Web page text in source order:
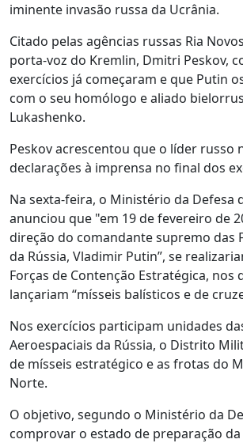
iminente invasão russa da Ucrânia.
Citado pelas agências russas Ria
porta-voz do Kremlin, Dmitri Peskov,
exercícios já começaram e que Putin
com o seu homólogo e aliado
Lukashenko.
Peskov acrescentou que o líder russo
declarações à imprensa no final dos
Na sexta-feira, o Ministério da Defesa
anunciou que "em 19 de fevereiro de
direção do comandante supremo das
da Rússia, Vladimir Putin”, se
Forças de Contenção Estratégica, nos
lançariam “mísseis balísticos e de
Nos exercícios participam unidades
Aeroespaciais da Rússia, o Distrito
de mísseis estratégico e as frotas do
Norte.
O objetivo, segundo o Ministério da
comprovar o estado de preparação